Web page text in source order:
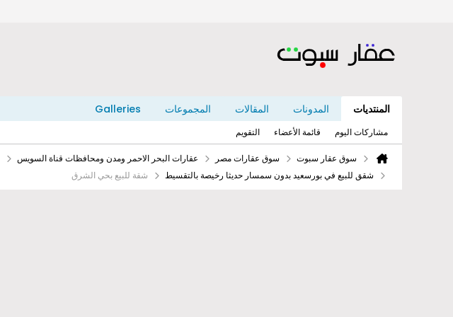
المنتديات المدونات المقالات المجموعات Galleries
مشاركات اليوم قائمة الأعضاء التقويم
سوق عقار سبوت سوق عقارات مصر عقارات البحر الاحمر ومدن ومحافظات قناة السويس
شقق للبيع في بورسعيد بدون سمسار حديثا رخيصة بالتقسيط
شقة للبيع بحي الشرق